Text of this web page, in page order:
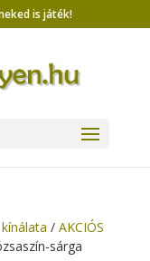
is játék!
/ AKCIÓS
sárga